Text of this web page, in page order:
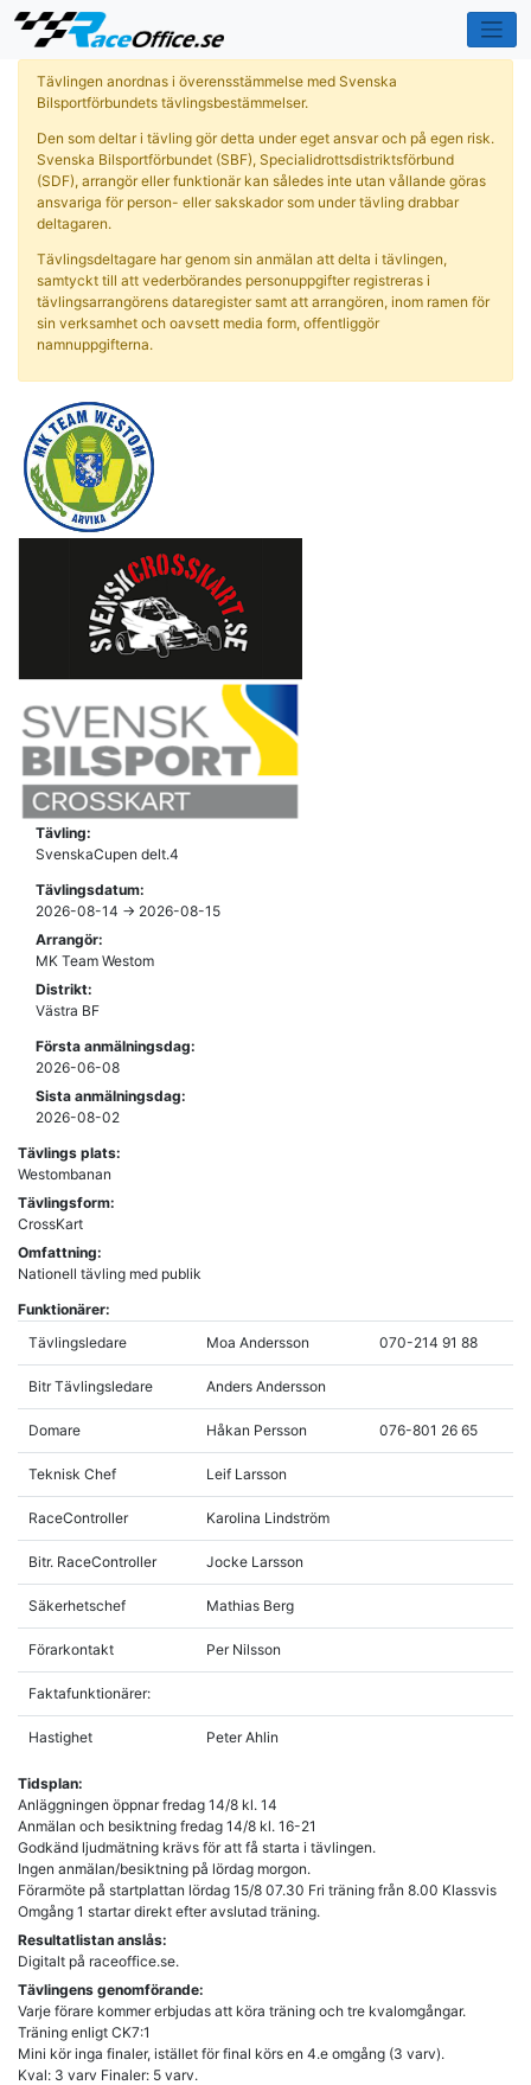
Tävlingen anordnas i överensstämmelse med Svenska
Bilsportförbundets tävlingsbestämmelser.
Den som deltar i tävling gör detta under eget ansvar och på egen risk.
Svenska Bilsportförbundet (SBF), Specialidrottsdistriktsförbund
(SDF), arrangör eller funktionär kan således inte utan vållande göras
ansvariga för person- eller sakskador som under tävling drabbar
deltagaren.
Tävlingsdeltagare har genom sin anmälan att delta i tävlingen,
samtyckt till att vederbörandes personuppgifter registreras i
tävlingsarrangörens dataregister samt att arrangören, inom ramen för
sin verksamhet och oavsett media form, offentliggör
namnuppgifterna.
Tävling:
SvenskaCupen delt.4
Tävlingsdatum:
2026-08-14 -> 2026-08-15
Arrangör:
MK Team Westom
Distrikt:
Västra BF
Första anmälningsdag:
2026-06-08
Sista anmälningsdag:
2026-08-02
Tävlings plats:
Westombanan
Tävlingsform:
CrossKart
Omfattning:
Nationell tävling med publik
Funktionärer:
Tävlingsledare
Moa Andersson 070-214 91 88
Bitr Tävlingsledare Anders Andersson
Domare Håkan Persson 076-801 26 65
Teknisk Chef Leif Larsson
RaceController Karolina Lindström
Bitr. RaceController Jocke Larsson
Säkerhetschef Mathias Berg
Förarkontakt Per Nilsson
Faktafunktionärer:
Hastighet Peter Ahlin
Tidsplan:
Anläggningen öppnar fredag 14/8 kl. 14
Anmälan och besiktning fredag 14/8 kl. 16-21
Godkänd ljudmätning krävs för att få starta i tävlingen.
Ingen anmälan/besiktning på lördag morgon.
Förarmöte på startplattan lördag 15/8 07.30 Fri träning från 8.00 Klassvis
Resultatlistan anslås:
Digitalt på raceoffice.se.
Tävlingens genomförande:
Varje förare kommer erbjudas att köra träning och tre kvalomgångar.
Träning enligt CK7:1
Mini kör inga finaler, istället för final körs en 4.e omgång (3 varv).
Kval: 3 varv Finaler: 5 varv.